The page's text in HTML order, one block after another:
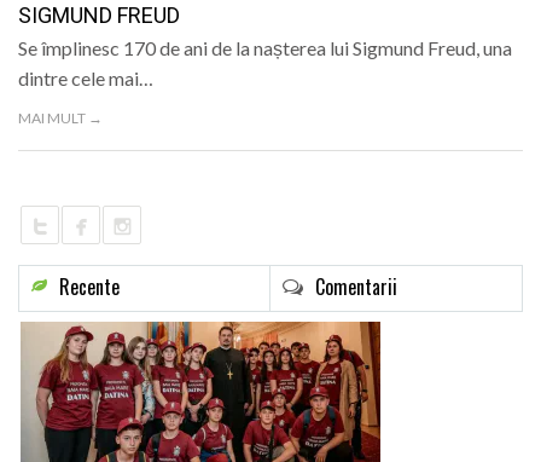
SPORT
SPECIAL
POLITIC
SIGMUND FREUD
Se împlinesc 170 de ani de la nașterea lui Sigmund Freud, una
dintre cele mai…
MAI MULT →
Recente Comentarii